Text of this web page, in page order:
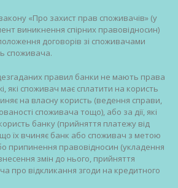
«Про захист прав споживачів» (у
виникнення спірних правовідносин)
договорів зі споживачами
споживача.
правил банки не мають права
які споживач має сплатити на користь
на власну користь (ведення справи,
споживача тощо), або за дії, які
банку (прийняття платежу від
їх вчиняє банк або споживач з метою
припинення правовідносин (укладення
змін до нього, прийняття
про відкликання згоди на кредитного